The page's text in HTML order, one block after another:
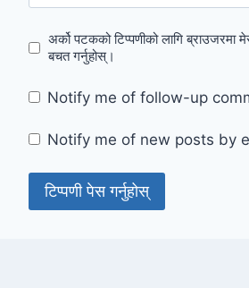
अर्को पटकको टिप्पणीको लागि ब्राउजरमा
बचत गर्नुहोस्।
Notify me of follow-up
Notify me of new posts by